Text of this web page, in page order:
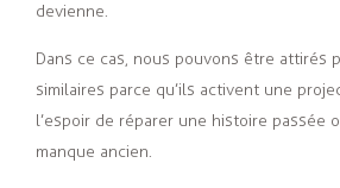
devienne.
Dans ce cas, nous pouvons être attirés
similaires parce qu’ils activent une
l’espoir de réparer une histoire passée
manque ancien.